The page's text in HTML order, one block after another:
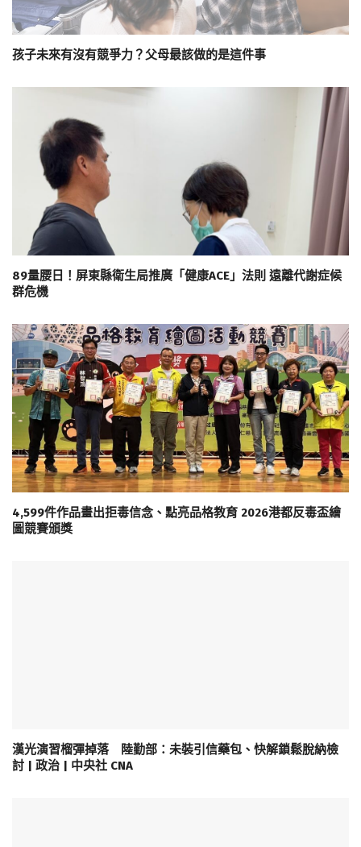
孩子未來有沒有競爭力？父母最該做的是這件事
89量腰日！屏東縣衛生局推廣「健康ACE」法則 遠離代謝症候
群危機
4,599件作品畫出拒毒信念、點亮品格教育 2026港都反毒盃繪
圖競賽頒獎
漢光演習榴彈掉落 陸勤部：未裝引信藥包、快解鎖鬆脫納檢
討 | 政治 | 中央社 CNA